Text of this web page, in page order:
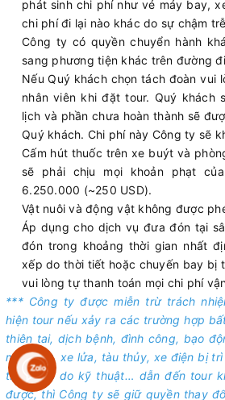
phát sinh chi phí như vé máy bay,
chi phí đi lại nào khác do sự chậm
Công ty có quyền chuyển hành
sang phương tiện khác trên đường
Nếu Quý khách chọn tách đoàn vui
nhân viên khi đặt tour. Quý khách
lịch và phần chưa hoàn thành sẽ
Quý khách. Chi phí này Công ty sẽ
Cấm hút thuốc trên xe buýt và
sẽ phải chịu mọi khoản phạt
6.250.000 (~250 USD).
Vật nuôi và động vật không được
Áp dụng cho dịch vụ đưa đón tại
đón trong khoảng thời gian nhất
xếp do thời tiết hoặc chuyến bay bị
vui lòng tự thanh toán mọi chi phí
*** Công ty được miễn trừ trách
hiện tour nếu xảy ra các trường hợp
thiên tai, dịch bệnh, đình công, bạo
máy bay, xe lửa, tàu thủy, xe điện bị
tiết hoặc do kỹ thuật… dẫn đến tour
được, thì Công ty sẽ giữ quyền thay